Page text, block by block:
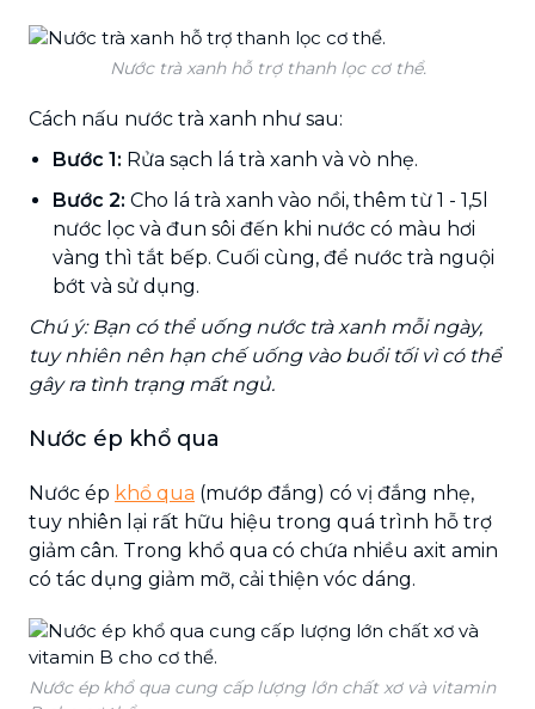
Nước trà xanh hỗ trợ thanh lọc cơ thể.
Cách nấu nước trà xanh như sau:
Bước 1: Rửa sạch lá trà xanh và vò nhẹ.
Bước 2: Cho lá trà xanh vào nồi, thêm từ 1 - 1,5l
nước lọc và đun sôi đến khi nước có màu hơi
vàng thì tắt bếp. Cuối cùng, để nước trà nguội
bớt và sử dụng.
Chú ý: Bạn có thể uống nước trà xanh mỗi ngày,
tuy nhiên nên hạn chế uống vào buổi tối vì có thể
gây ra tình trạng mất ngủ.
Nước ép khổ qua
Nước ép khổ qua (mướp đắng) có vị đắng nhẹ,
tuy nhiên lại rất hữu hiệu trong quá trình hỗ trợ
giảm cân. Trong khổ qua có chứa nhiều axit amin
có tác dụng giảm mỡ, cải thiện vóc dáng.
Nước ép khổ qua cung cấp lượng lớn chất xơ và vitamin